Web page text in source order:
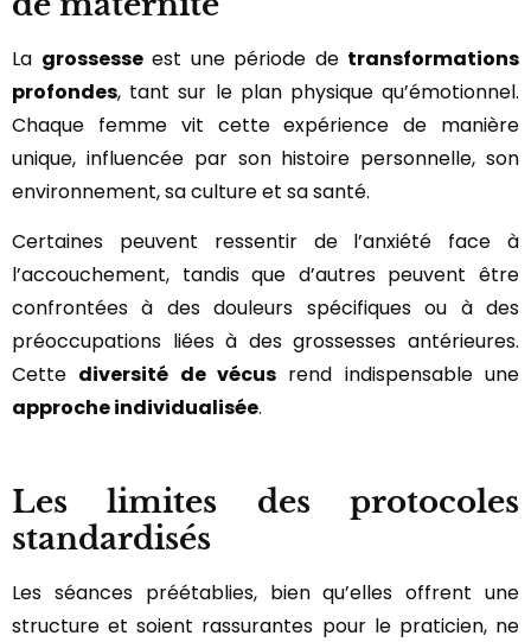
La grossesseest une période de transformations
profondes, tant sur le plan physique qu’émotionnel.
Chaque femme vit cette expérience de manière
unique, influencée par son histoire personnelle, son
environnement, sa culture et sa santé.
Certaines peuvent ressentir de l’anxiété face à
l’accouchement, tandis que d’autres peuvent être
confrontées à des douleurs spécifiques ou à des
préoccupations liées à des grossesses antérieures.
Cette diversité de vécus rend indispensable une
approche individualisée.
Les limites des protocoles
standardisés
Les séances préétablies, bien qu’elles offrent une
structure et soient rassurantes pour le praticien, ne